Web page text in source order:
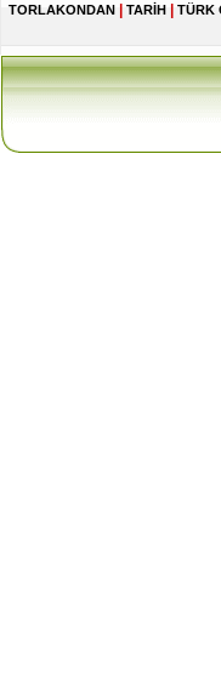
TORLAKONDAN TARİH TÜRK